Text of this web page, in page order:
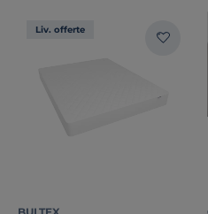
Liv. offerte